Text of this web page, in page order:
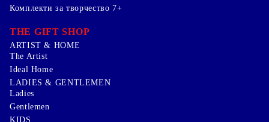
Комплекти за творчество 7+
THE GIFT SHOP
ARTIST & HOME
The Artist
Ideal Home
LADIES & GENTLEMEN
Ladies
Gentlemen
KIDS